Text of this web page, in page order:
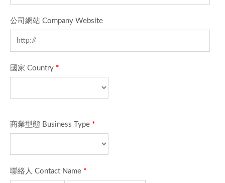
公司網站 Company Website
國家 Country *
商業型態 Business Type *
聯絡人 Contact Name *